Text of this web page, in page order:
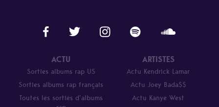
ACTU
Sorties albums rap US
Sorties albums rap français
Toutes les sorties d’albums
ARTISTES
Actu Kendrick Lamar
Actu Joey Bada$$
Actu Kanye West